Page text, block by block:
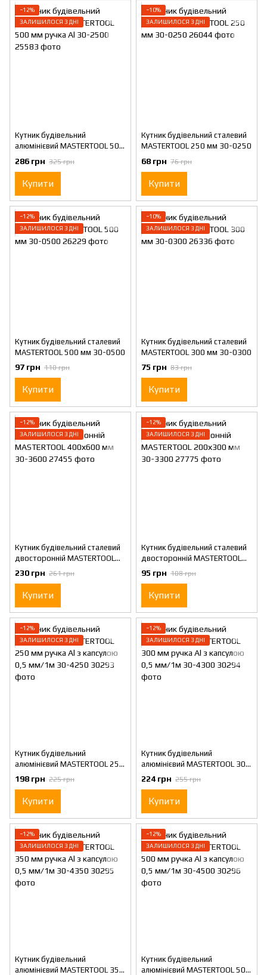
−12%
ЗАЛИШИЛОСЯ 3 ДНІ
Кутник будівельний
алюмінієвий MASTERTOOL 500
мм ручка Al 30-2500
286 грн 325 грн
Купити
−10%
ЗАЛИШИЛОСЯ 3 ДНІ
Кутник будівельний сталевий
MASTERTOOL 250 мм 30-0250
68 грн 76 грн
Купити
−12%
ЗАЛИШИЛОСЯ 3 ДНІ
Кутник будівельний сталевий
MASTERTOOL 500 мм 30-0500
97 грн 110 грн
Купити
−10%
ЗАЛИШИЛОСЯ 3 ДНІ
Кутник будівельний сталевий
MASTERTOOL 300 мм 30-0300
75 грн 83 грн
Купити
−12%
ЗАЛИШИЛОСЯ 3 ДНІ
Кутник будівельний сталевий
двосторонній MASTERTOOL
400х600 мм 30-3600
230 грн 261 грн
Купити
−12%
ЗАЛИШИЛОСЯ 3 ДНІ
Кутник будівельний сталевий
двосторонній MASTERTOOL
200х300 мм 30-3300
95 грн 108 грн
Купити
−12%
ЗАЛИШИЛОСЯ 3 ДНІ
Кутник будівельний
алюмінієвий MASTERTOOL 250
мм ручка Al з капсулою 0,5
мм/1м 30-4250
198 грн 225 грн
Купити
−12%
ЗАЛИШИЛОСЯ 3 ДНІ
Кутник будівельний
алюмінієвий MASTERTOOL 300
мм ручка Al з капсулою 0,5
мм/1м 30-4300
224 грн 255 грн
Купити
−12%
ЗАЛИШИЛОСЯ 3 ДНІ
Кутник будівельний
алюмінієвий MASTERTOOL 350
−12%
ЗАЛИШИЛОСЯ 3 ДНІ
Кутник будівельний
алюмінієвий MASTERTOOL 500